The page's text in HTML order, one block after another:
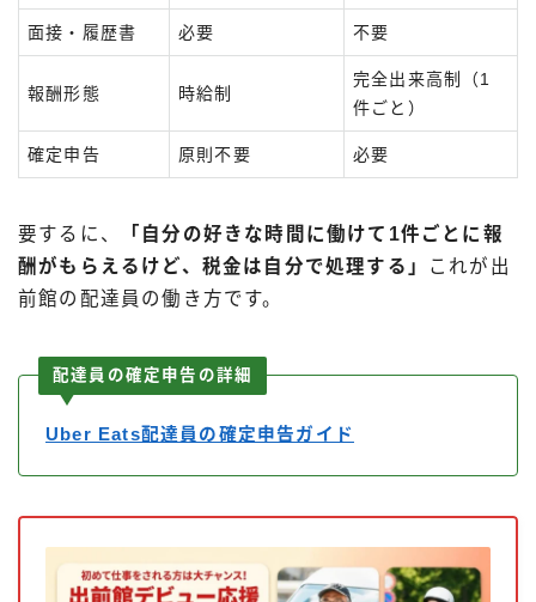
面接・履歴書 必要 不要
報酬形態 時給制
完全出来高制（1
件ごと）
確定申告 原則不要 必要
要するに、
「自分の好きな時間に働けて1件ごとに報
酬がもらえるけど、税金は自分で処理する」
これが出
前館の配達員の働き方です。
配達員の確定申告の詳細
Uber Eats配達員の確定申告ガイド